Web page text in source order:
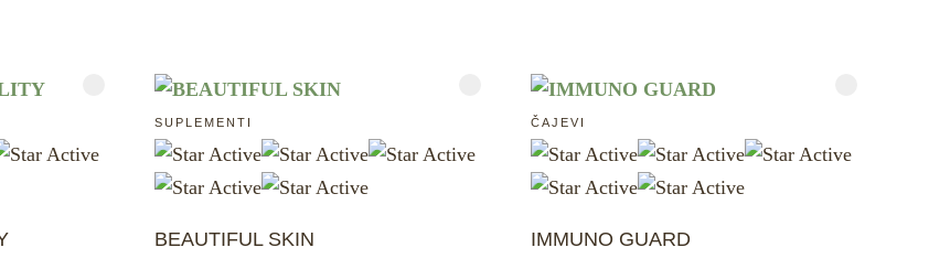
SUPLEMENTI
BEAUTIFUL SKIN
ČAJEVI
IMMUNO GUARD